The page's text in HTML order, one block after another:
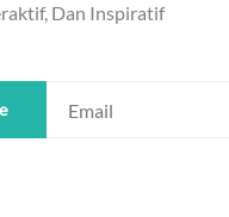
Dan Inspiratif